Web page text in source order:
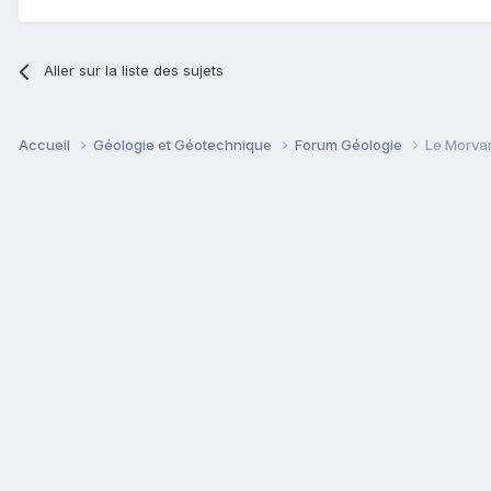
Aller sur la liste des sujets
Accueil Géologie et Géotechnique Forum Géologie Le